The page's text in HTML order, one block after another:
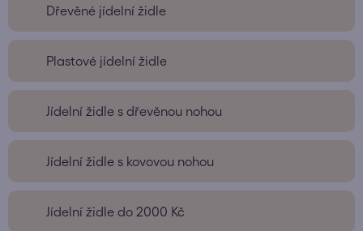
Dřevěné jídelní židle
Plastové jídelní židle
Jídelní židle s dřevěnou nohou
Jídelní židle s kovovou nohou
Jídelní židle do 2000 Kč